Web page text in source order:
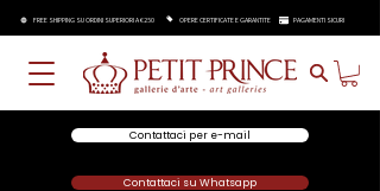
FREE SHIPPING SU ORDINI SUPERIORI A €250 OPERE CERTIFICATE E GARANTITE PAGAMENTI SICURI
Contattaci per e-mail
Contattaci su Whatsapp